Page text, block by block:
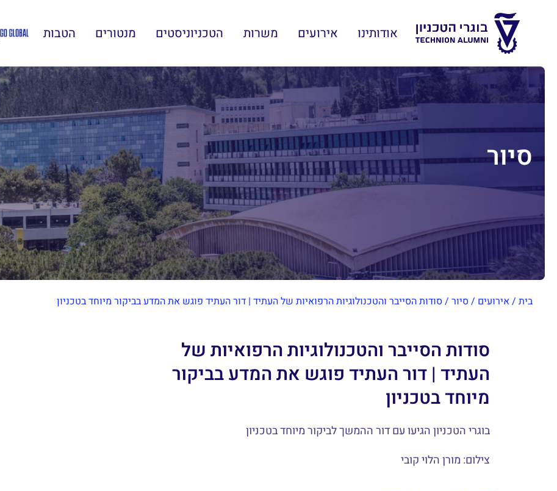
אודותינו אירועים משרות הטכניוניסטים מנטורים הטבות
סיור
בית /אירועים /סיור /סודות הסייבר והטכנולוגיות הרפואיות של העתיד | דור העתיד פוגש את המדע בביקור מיוחד בטכניון
סודות הסייבר והטכנולוגיות הרפואיות של
העתיד | דור העתיד פוגש את המדע בביקור
מיוחד בטכניון
בוגרי הטכניון הגיעו עם דור ההמשך לביקור מיוחד בטכניון
צילום: מורן הלוי קובי